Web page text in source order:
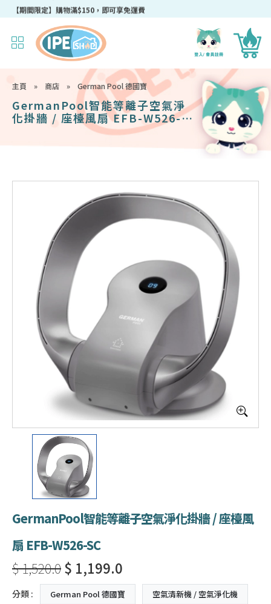
成為IPEshop會員，新會員即可獲得迎新$50購物優惠碼！
主頁 » 商店 » German Pool 德國寶
GermanPool智能等離子空氣淨
化掛牆 / 座檯風扇 EFB-W526-
GermanPool智能等離子空氣淨化掛牆 / 座檯風
扇 EFB-W526-SC
$ 1,520.0$ 1,199.0
分類 : German Pool 德國寶 空氣清新機 / 空氣淨化機